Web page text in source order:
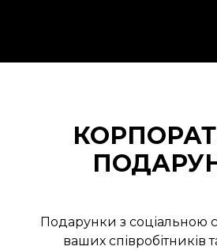
Подарунки з соціальною
ваших співробітників